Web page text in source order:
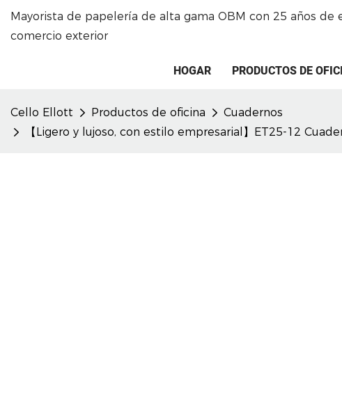
Mayorista de papelería de alta gama OBM con 25 años de
comercio exterior
HOGAR PRODUCTOS DE
Cello Ellott Productos de oficina
Cuadernos
【Ligero y lujoso, con estilo empresarial】ET25-12